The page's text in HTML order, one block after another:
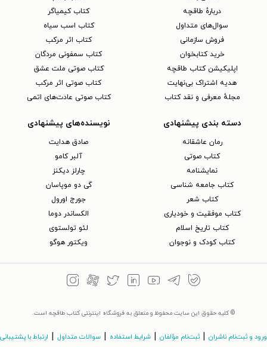
دربارهٔ طاقچه
سوال‌های متداول
فروش سازمانی
خرید کتابخوان
اپلیکیشن کتاب طاقچه
هدیه اشتراک بی‌نهایت
مجلهٔ معرفی و نقد کتاب
کتاب کیمیاگر
کتاب اسب سیاه
کتاب اثر مرکب
کتاب سمفونی مردگان
کتاب صوتی ملت عشق
کتاب صوتی اثر مرکب
کتاب صوتی عادت‌های اتمی
دسته بندی پیشنهادی
رمان عاشقانه
کتاب‌ صوتی
نمایشنامه
کتاب جامعه شناسی
کتاب شعر
کتاب موفقیت و خودیاری
کتاب تاریخ اسلام
کتاب کودک و نوجوان
نویسنده‌های پیشنهادی
صادق هدایت
آلبر کامو
چارلز دیکنز
گی دو موپاسان
جورج اورول
الکساندر دوما
لئو تولستوی
ویکتور هوگو
© کلیه حقوق این سایت محفوظ و متعلق به فروشگاه اینترنتی کتاب طاقچه است.
ورود و ثبت‌نام ناشران | ثبت‌نام مؤلفان | شرایط استفاده | سوالات متداول | ارتباط با پشتیبانی